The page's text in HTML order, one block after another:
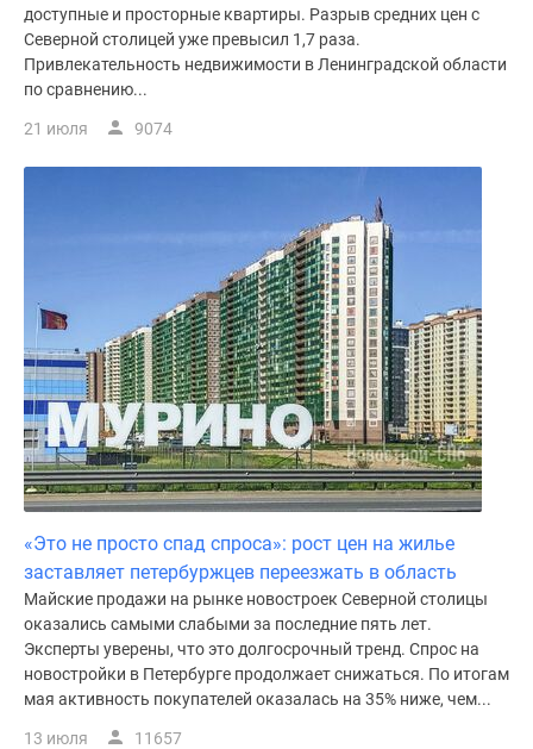
доступные и просторные квартиры. Разрыв средних цен с
Северной столицей уже превысил 1,7 раза.
Привлекательность недвижимости в Ленинградской области
по сравнению...
21 июля 9074
«Это не просто спад спроса»: рост цен на жилье
заставляет петербуржцев переезжать в область
Майские продажи на рынке новостроек Северной столицы
оказались самыми слабыми за последние пять лет.
Эксперты уверены, что это долгосрочный тренд. Спрос на
новостройки в Петербурге продолжает снижаться. По итогам
мая активность покупателей оказалась на 35% ниже, чем...
13 июля 11657